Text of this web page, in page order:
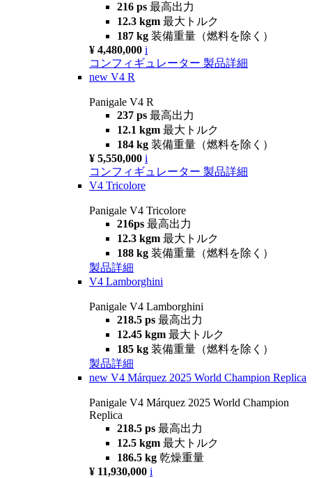
216 ps 最高出力
12.3 kgm 最大トルク
187 kg 装備重量（燃料を除く）
¥ 4,480,000 i
コンフィギュレーター 製品詳細
new V4 R
Panigale V4 R
237 ps 最高出力
12.1 kgm 最大トルク
184 kg 装備重量（燃料を除く）
¥ 5,550,000 i
コンフィギュレーター 製品詳細
V4 Tricolore
Panigale V4 Tricolore
216ps 最高出力
12.3 kgm 最大トルク
188 kg 装備重量（燃料を除く）
製品詳細
V4 Lamborghini
Panigale V4 Lamborghini
218.5 ps 最高出力
12.45 kgm 最大トルク
185 kg 装備重量（燃料を除く）
製品詳細
new V4 Márquez 2025 World Champion Replica
Panigale V4 Márquez 2025 World Champion
Replica
218.5 ps 最高出力
12.5 kgm 最大トルク
186.5 kg 乾燥重量
¥ 11,930,000 i